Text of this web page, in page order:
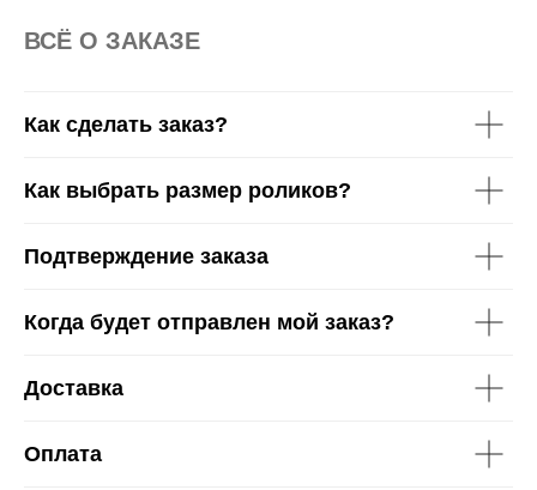
ВСË О ЗАКАЗЕ
Как сделать заказ?
Как выбрать размер роликов?
Подтверждение заказа
Когда будет отправлен мой заказ?
Доставка
Оплата